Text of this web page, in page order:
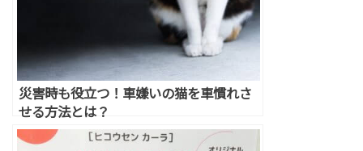
災害時も役立つ！車嫌いの猫を車慣れさ
せる方法とは？